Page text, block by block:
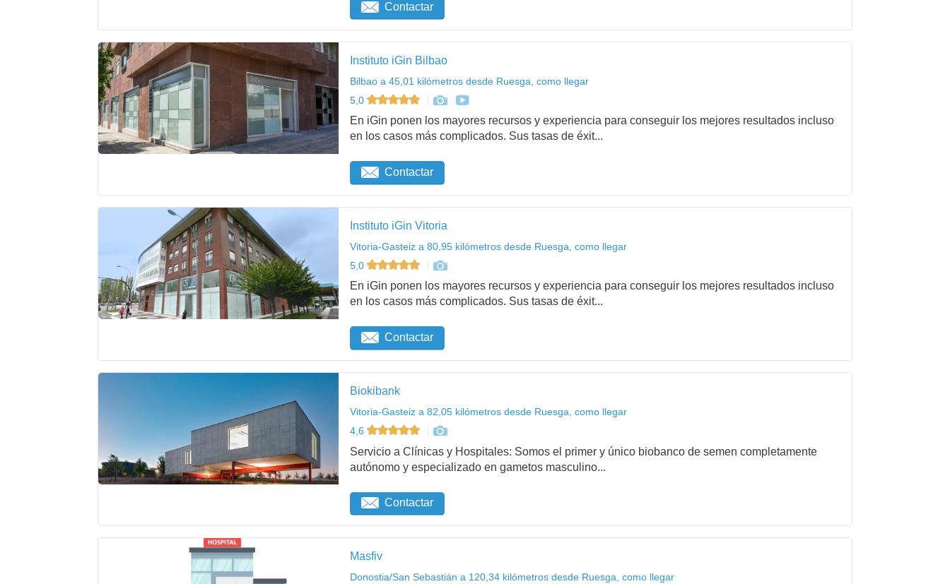
Contactar
Instituto iGin Bilbao
Bilbao a 45,01 kilómetros desde Ruesga, como llegar
5,0
En iGin ponen los mayores recursos y experiencia para conseguir los mejores resultados incluso
en los casos más complicados. Sus tasas de éxit...
Contactar
Instituto iGin Vitoria
Vitoria-Gasteiz a 80,95 kilómetros desde Ruesga, como llegar
5,0
En iGin ponen los mayores recursos y experiencia para conseguir los mejores resultados incluso
en los casos más complicados. Sus tasas de éxit...
Contactar
Biokibank
Vitoria-Gasteiz a 82,05 kilómetros desde Ruesga, como llegar
4,6
Servicio a Clínicas y Hospitales: Somos el primer y único biobanco de semen completamente
autónomo y especializado en gametos masculino...
Contactar
Masfiv
Donostia/San Sebastián a 120,34 kilómetros desde Ruesga, como llegar